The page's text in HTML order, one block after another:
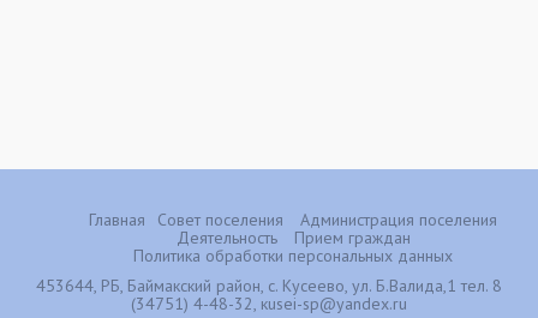
Главная Совет поселения
Администрация поселения
Деятельность
Прием граждан
Политика обработки персональных данных
453644, РБ, Баймакский район, с. Кусеево, ул. Б.Валида,1 тел. 8
(34751) 4-48-32, кusei-sp@yandex.ru